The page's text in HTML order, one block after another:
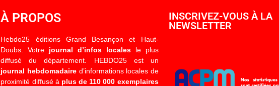
À PROPOS
Hebdo25 éditions Grand Besançon et Haut-
Doubs. Votre journal d’infos localesle plus
diffusé du département. HEBDO25 est un
journal hebdomadaired’informations locales de
proximité diffusé à plus de 110 000 exemplaires
INSCRIVEZ-VOUS À LA
NEWSLETTER